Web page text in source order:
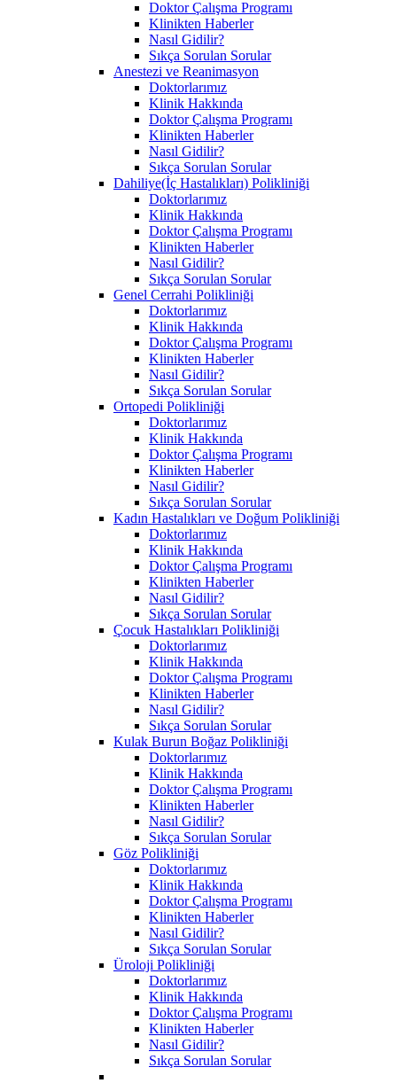
Doktor Çalışma Programı
Klinikten Haberler
Nasıl Gidilir?
Sıkça Sorulan Sorular
Anestezi ve Reanimasyon
Doktorlarımız
Klinik Hakkında
Doktor Çalışma Programı
Klinikten Haberler
Nasıl Gidilir?
Sıkça Sorulan Sorular
Dahiliye(İç Hastalıkları) Polikliniği
Doktorlarımız
Klinik Hakkında
Doktor Çalışma Programı
Klinikten Haberler
Nasıl Gidilir?
Sıkça Sorulan Sorular
Genel Cerrahi Polikliniği
Doktorlarımız
Klinik Hakkında
Doktor Çalışma Programı
Klinikten Haberler
Nasıl Gidilir?
Sıkça Sorulan Sorular
Ortopedi Polikliniği
Doktorlarımız
Klinik Hakkında
Doktor Çalışma Programı
Klinikten Haberler
Nasıl Gidilir?
Sıkça Sorulan Sorular
Kadın Hastalıkları ve Doğum Polikliniği
Doktorlarımız
Klinik Hakkında
Doktor Çalışma Programı
Klinikten Haberler
Nasıl Gidilir?
Sıkça Sorulan Sorular
Çocuk Hastalıkları Polikliniği
Doktorlarımız
Klinik Hakkında
Doktor Çalışma Programı
Klinikten Haberler
Nasıl Gidilir?
Sıkça Sorulan Sorular
Kulak Burun Boğaz Polikliniği
Doktorlarımız
Klinik Hakkında
Doktor Çalışma Programı
Klinikten Haberler
Nasıl Gidilir?
Sıkça Sorulan Sorular
Göz Polikliniği
Doktorlarımız
Klinik Hakkında
Doktor Çalışma Programı
Klinikten Haberler
Nasıl Gidilir?
Sıkça Sorulan Sorular
Üroloji Polikliniği
Doktorlarımız
Klinik Hakkında
Doktor Çalışma Programı
Klinikten Haberler
Nasıl Gidilir?
Sıkça Sorulan Sorular